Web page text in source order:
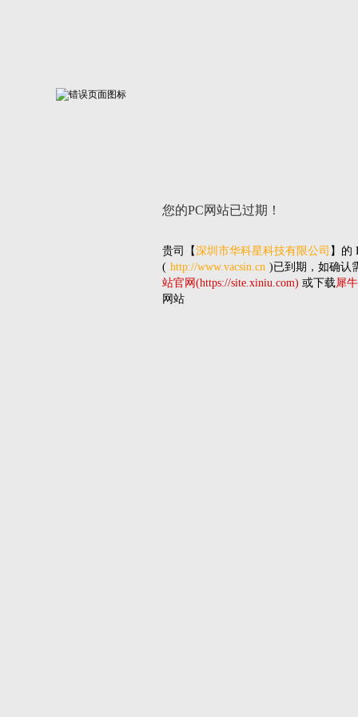
您的PC网站已过期！
贵司 【深圳市华科星科技有限公司 】的
( http://www.vacsin.cn )已到期，如确认
站官网(https://site.xiniu.com) 或下载犀
网站